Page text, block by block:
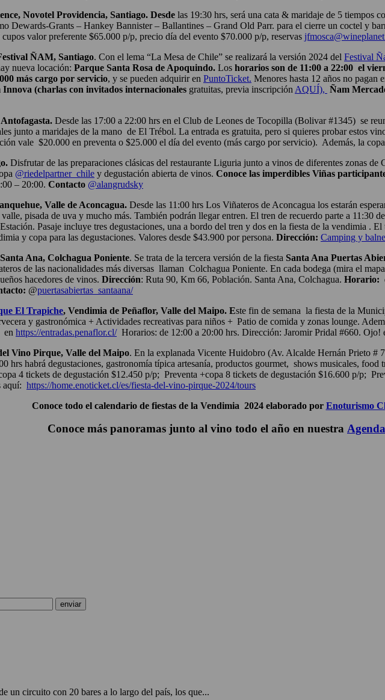
Novotel Providencia, Santiago. Desde las 19:30 hrs, será una cata & maridaje de 5 tiempos
Dewards-Grants – Hankey Bannister – Ballantines – Grand Old Parr. para el cierre un coctel y
valor preferente $65.000 p/p, precio día del evento $70.000 p/p, reservas
ÑAM, Santiago. Con el lema “La Mesa de Chile” se realizará la versión 2024 del Festival
nueva locación: Parque Santa Rosa de Apoquindo. Los horarios son de 11:00 a 22:00 el
más cargo por servicio, y se pueden adquirir en PuntoTicket. Menores hasta 12 años no pagan
Innova (charlas con invitados internacionales gratuitas, previa inscripción AQUÍ), Ñam
Desde las 17:00 a 22:00 hrs en el Club de Leones de Tocopilla (Bolivar #1345) se
junto a maridajes de la mano de El Trébol. La entrada es gratuita, pero si quieres probar estos
vale $20.000 en preventa o $25.000 el día del evento (más cargo por servicio). Además, la
Disfrutar de las preparaciones clásicas del restaurante Liguria junto a vinos de diferentes zonas
@riedelpartner_chile y degustación abierta de vinos. Conoce las imperdibles Viñas
– 20:00. Contacto @alangrudsky
Valle de Aconcagua. Desde las 11:00 hrs Los Viñateros de Aconcagua los estarán
pisada de uva y mucho más. También podrán llegar entren. El tren de recuerdo parte a 11:30
Pasaje incluye tres degustaciones, una a bordo del tren y dos en la fiesta de la vendimia . El
y copa para las degustaciones. Valores desde $43.900 por persona. Dirección: Camping y
Ana, Colchagua Poniente. Se trata de la tercera versión de la fiesta Santa Ana Puertas
de las nacionalidades más diversas llaman Colchagua Poniente. En cada bodega (mira el
hacedores de vinos. Dirección: Ruta 90, Km 66, Población. Santa Ana, Colchagua. Horario:
@puertasabiertas_santaana/
El Trapiche, Vendimia de Peñaflor, Valle del Maipo. Este fin de semana la fiesta de la
y gastronómica + Actividades recreativas para niños + Patio de comida y zonas lounge.
en https://entradas.penaflor.cl/Horarios: de 12:00 a 20:00 hrs. Dirección: Jaromir Pridal #660. Ojo!
Vino Pirque, Valle del Maipo. En la explanada Vicente Huidobro (Av. Alcalde Hernán Prieto #
hrs habrá degustaciones, gastronomía típica artesanía, productos gourmet, shows musicales, food
4 tickets de degustación $12.450 p/p; Preventa +copa 8 tickets de degustación $16.600 p/p;
aquí: https://home.enoticket.cl/es/fiesta-del-vino-pirque-2024/tours
Conoce todo el calendario de fiestas de la Vendimia 2024 elaborado por Enoturismo
Conoce más panoramas junto al vino todo el año en nuestra
un circuito con 20 bares a lo largo del país, los que...